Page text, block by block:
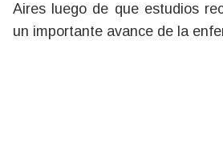
Aires luego de que estudios
un importante avance de la